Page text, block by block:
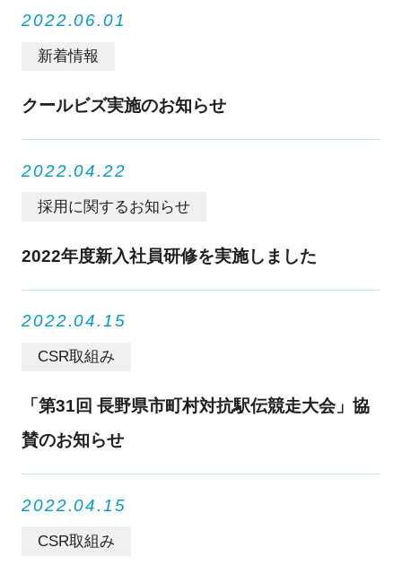
2022.06.01
新着情報
クールビズ実施のお知らせ
2022.04.22
採用に関するお知らせ
2022年度新入社員研修を実施しました
2022.04.15
CSR取組み
「第31回 長野県市町村対抗駅伝競走大会」協
賛のお知らせ
2022.04.15
CSR取組み